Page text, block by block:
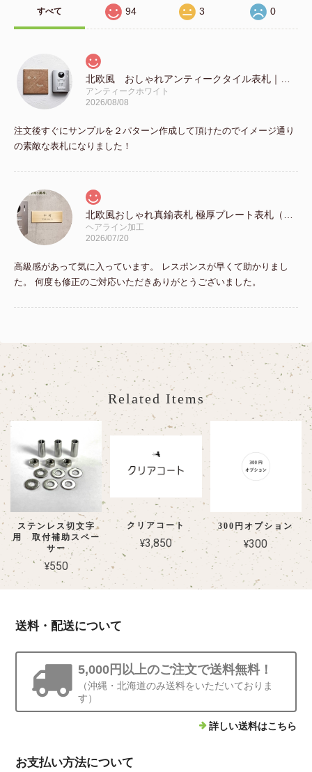
すべて 94 3 0
アンティークホワイト
2026/08/08
注文後すぐにサンプルを２パターン作成して頂けたのでイメージ通り
の素敵な表札になりました！
ヘアライン加工
2026/07/20
高級感があって気に入っています。 レスポンスが早くて助かりまし
た。 何度も修正のご対応いただきありがとうございました。
北欧風 おしゃれなタイル表札｜長方形（227mm）
ディープブラウン
2026/07/05
実物を見ることなく注文だったので、少し不安でしたが、注文してか
ら出来上がりのイメージがどんな感じか画像で送っていただき、どう
いう風になるのかイメージがしやすくとても良かったです。表札自体
もとてもしっかりしていて想像していた通りの好みのものになってい
てとても嬉しかったです。ありがとうございます。
ステンレス切文字用 取付補助スペーサー
5mm
2026/07/04
二世帯分の表札をお願いしました デザインの確認もできたので安心し
エイジド加工
2026/06/17
かなりこだわりがあり、細かな修正をお願いしてしまいましたが、と
理想通りの素晴らしい表札が完成しました。 これからずっと大切にし
Related Items
ステンレス切文字
用 取付補助スペー
サー
¥550
クリアコート
¥3,850
300円オプション
¥300
送料・配送について
5,000円以上のご注文で送料無料！
（沖縄・北海道のみ送料をいただいておりま
す）
詳しい送料はこちら
お支払い方法について